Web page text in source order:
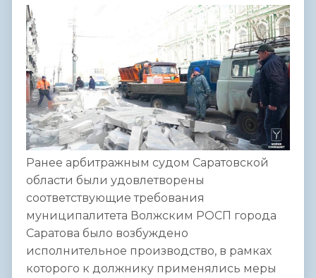
Ранее арбитражным судом Саратовской
области были удовлетворены
соответствующие требования
муниципалитета Волжским РОСП города
Саратова было возбуждено
исполнительное производство, в рамках
которого к должнику применялись меры